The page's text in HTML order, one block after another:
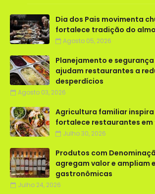
Dia dos Pais movimenta
fortalece tradição do
Agosto 05, 2026
Planejamento e
ajudam restaurantes a
desperdícios
Agosto 03, 2026
Agricultura familiar
fortalece restaurantes em
Julho 30, 2026
Produtos com
agregam valor e ampliam
gastronômicas
Julho 24, 2026